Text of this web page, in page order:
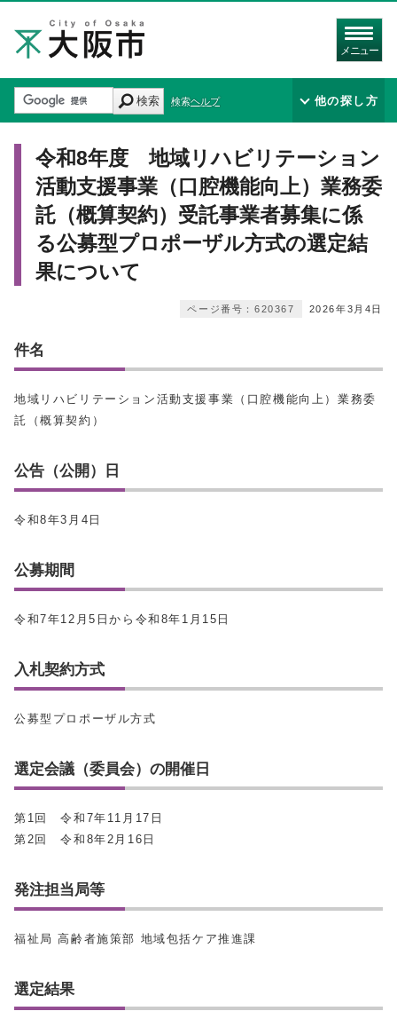
メニュー
検索 検索ヘルプ 他の探し方
令和8年度 地域リハビリテーション
活動支援事業（口腔機能向上）業務委
託（概算契約）受託事業者募集に係
る公募型プロポーザル方式の選定結
果について
2026年3月4日
ページ番号：620367
件名
地域リハビリテーション活動支援事業（口腔機能向上）業務委
託（概算契約）
公告（公開）日
令和8年3月4日
公募期間
令和7年12月5日から令和8年1月15日
入札契約方式
公募型プロポーザル方式
選定会議（委員会）の開催日
第1回 令和7年11月17日
第2回 令和8年2月16日
発注担当局等
福祉局 高齢者施策部 地域包括ケア推進課
選定結果